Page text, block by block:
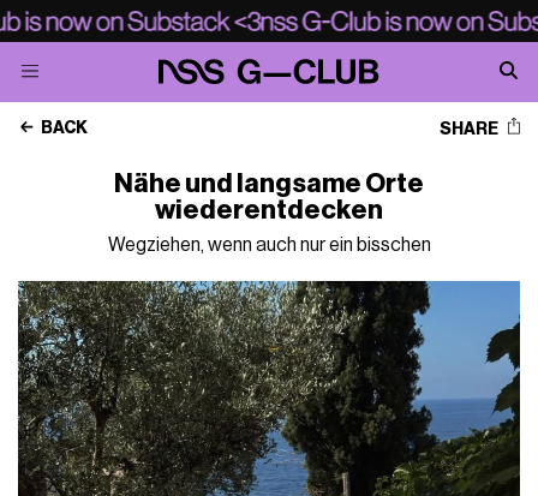
BACK SHARE
Nähe und langsame Orte
wiederentdecken
Wegziehen, wenn auch nur ein bisschen